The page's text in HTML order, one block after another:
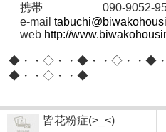
携帯 090-9052-
e-mail
web http://
◆・・◇・・◆・・◇・・◆
◆・・◇・・◆
皆花粉症(>_<)